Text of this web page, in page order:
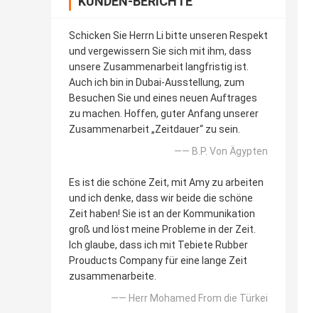
Schicken Sie Herrn Li bitte unseren Respekt
und vergewissern Sie sich mit ihm, dass
unsere Zusammenarbeit langfristig ist.
Auch ich bin in Dubai-Ausstellung, zum
Besuchen Sie und eines neuen Auftrages
zu machen. Hoffen, guter Anfang unserer
Zusammenarbeit „Zeitdauer“ zu sein.
—— B.P. Von Ägypten
Es ist die schöne Zeit, mit Amy zu arbeiten
und ich denke, dass wir beide die schöne
Zeit haben! Sie ist an der Kommunikation
groß und löst meine Probleme in der Zeit.
Ich glaube, dass ich mit Tebiete Rubber
Prouducts Company für eine lange Zeit
zusammenarbeite.
—— Herr Mohamed From die Türkei